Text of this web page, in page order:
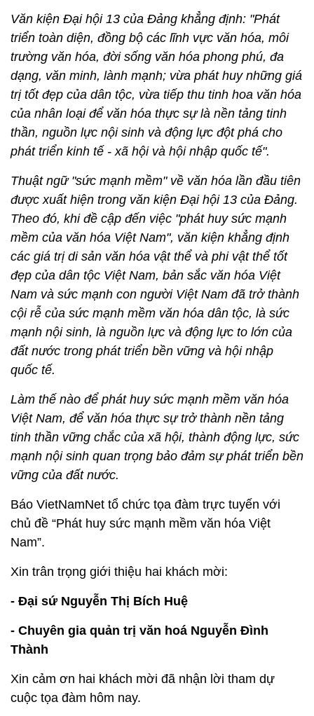
Văn kiện Đại hội 13 của Đảng khẳng định: "Phát
triển toàn diện, đồng bộ các lĩnh vực văn hóa, môi
trường văn hóa, đời sống văn hóa phong phú, đa
dạng, văn minh, lành mạnh; vừa phát huy những giá
trị tốt đẹp của dân tộc, vừa tiếp thu tinh hoa văn hóa
của nhân loại để văn hóa thực sự là nền tảng tinh
thần, nguồn lực nội sinh và động lực đột phá cho
phát triển kinh tế - xã hội và hội nhập quốc tế".
Thuật ngữ "sức mạnh mềm" về văn hóa lần đầu tiên
được xuất hiện trong văn kiện Đại hội 13 của Đảng.
Theo đó, khi đề cập đến việc "phát huy sức mạnh
mềm của văn hóa Việt Nam", văn kiện khẳng định
các giá trị di sản văn hóa vật thể và phi vật thể tốt
đẹp của dân tộc Việt Nam, bản sắc văn hóa Việt
Nam và sức mạnh con người Việt Nam đã trở thành
cội rễ của sức mạnh mềm văn hóa dân tộc, là sức
mạnh nội sinh, là nguồn lực và động lực to lớn của
đất nước trong phát triển bền vững và hội nhập
quốc tế.
Làm thế nào để phát huy sức mạnh mềm văn hóa
Việt Nam, để văn hóa thực sự trở thành nền tảng
tinh thần vững chắc của xã hội, thành động lực, sức
mạnh nội sinh quan trọng bảo đảm sự phát triển bền
vững của đất nước.
Báo VietNamNet tổ chức tọa đàm trực tuyến với
chủ đề “Phát huy sức mạnh mềm văn hóa Việt
Nam”.
Xin trân trọng giới thiệu hai khách mời:
- Đại sứ Nguyễn Thị Bích Huệ
- Chuyên gia quản trị văn hoá Nguyễn Đình
Thành
Xin cảm ơn hai khách mời đã nhận lời tham dự
cuộc tọa đàm hôm nay.